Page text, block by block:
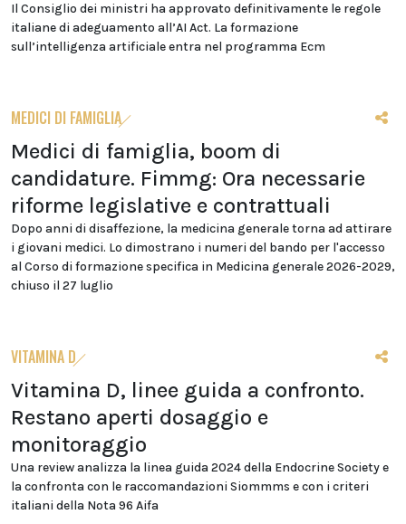
Il Consiglio dei ministri ha approvato definitivamente le regole
italiane di adeguamento all’AI Act. La formazione
sull’intelligenza artificiale entra nel programma Ecm
MEDICI DI FAMIGLIA
Medici di famiglia, boom di
candidature. Fimmg: Ora necessarie
riforme legislative e contrattuali
Dopo anni di disaffezione, la medicina generale torna ad attirare
i giovani medici. Lo dimostrano i numeri del bando per l'accesso
al Corso di formazione specifica in Medicina generale 2026-2029,
chiuso il 27 luglio
VITAMINA D
Vitamina D, linee guida a confronto.
Restano aperti dosaggio e
monitoraggio
Una review analizza la linea guida 2024 della Endocrine Society e
la confronta con le raccomandazioni Siommms e con i criteri
italiani della Nota 96 Aifa